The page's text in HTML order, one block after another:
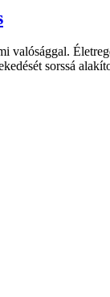
valósággal.
sorssá